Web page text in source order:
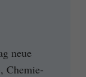
neue
Chemie-